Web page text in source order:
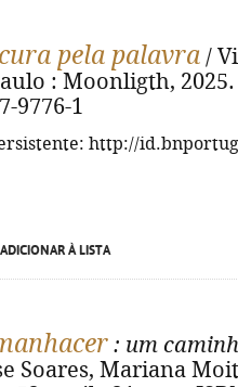
pela palavra /
: Moonligth, 2025.
9776-1
http://
ADICIONAR À LISTA
: um
Soares, Mariana